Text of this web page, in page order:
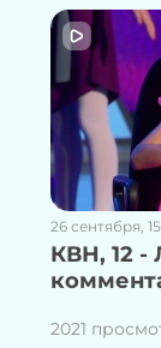
26 сентября,
КВН, 12 -
2021